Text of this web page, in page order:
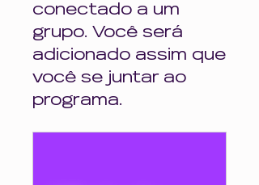
conectado a um
grupo. Você será
adicionado assim que
você se juntar ao
programa.